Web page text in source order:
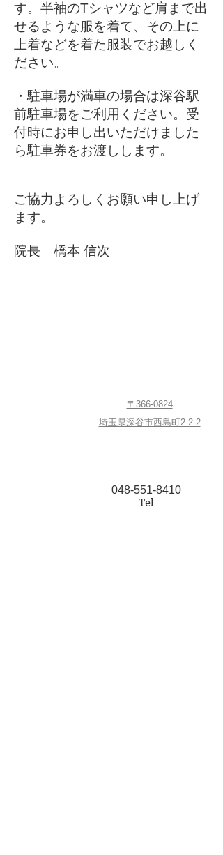
す。半袖のTシャツなど肩まで出
せるような服を着て、その上に
上着などを着た服装でお越しく
ださい。
・駐車場が満車の場合は深谷駅
前駐車場をご利用ください。受
付時にお申し出いただけました
ら駐車券をお渡しします。
​ご協力よろしくお願い申し上げ
ます。
院長 橋本 信次
〒366-0824
埼玉県深谷市西島町2-2-2
048-551-8410
Tel